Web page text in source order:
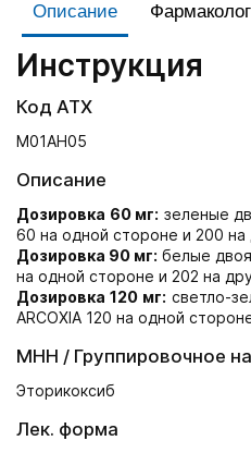
Описание
Инструкция
Код АТХ
M01AH05
Описание
Дозировка 60 мг: зеленые
60 на одной стороне и 200 на
Дозировка 90 мг: белые
на одной стороне и 202 на
Дозировка 120 мг: светло-
ARCOXIA 120 на одной
МНН / Группировочное
Эторикоксиб
Лек. форма